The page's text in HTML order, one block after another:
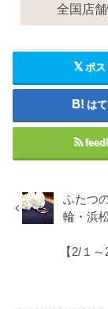
全国店
ポス
は
ふたつ
輪・浜
【2/１